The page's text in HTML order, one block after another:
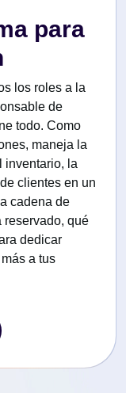
para
los roles a la
de
todo. Como
maneja la
inventario, la
clientes en un
cadena de
reservado, qué
dedicar
a tus